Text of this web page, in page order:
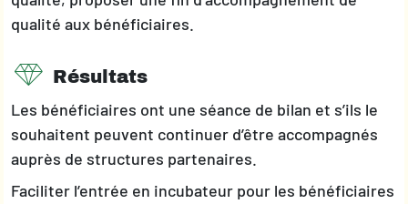
qualité aux bénéficiaires.
Résultats
Les bénéficiaires ont une séance de bilan et s’ils le
souhaitent peuvent continuer d’être accompagnés
auprès de structures partenaires.
Faciliter l’entrée en incubateur pour les bénéficiaires